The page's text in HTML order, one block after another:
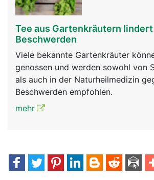
Tee aus Gartenkräutern
Beschwerden
Viele bekannte Gartenkräuter
genossen und werden sowohl von
als auch in der Naturheilmedizin
Beschwerden empfohlen.
mehr